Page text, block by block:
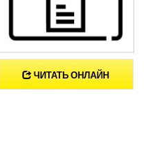
ЧИТАТЬ ОНЛАЙН